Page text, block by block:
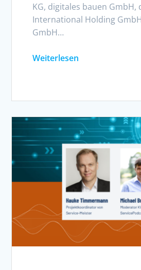
KG, digitales bauen GmbH,
International Holding
GmbH…
Weiterlesen